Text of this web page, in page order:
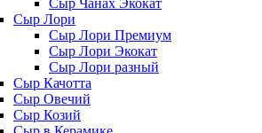
Сыр Чанах Экокат
Сыр Лори
Сыр Лори Премиум
Сыр Лори Экокат
Сыр Лори разный
Сыр Качотта
Сыр Овечий
Сыр Козий